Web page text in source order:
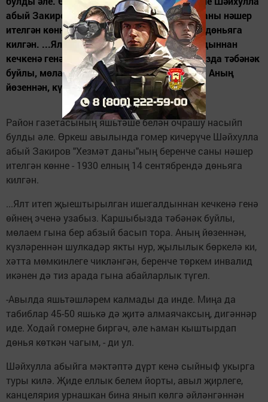
абый Закиров "Хезмәт даны"ның беренче саны нәшер
ителгән көнне - 1930 елның 14 сентябрендә дөньяга
килгән. ...Ялт итеп җыештырылган ишегалдыннан
кечкенә генә өйнең эченә узабыз. Каршыбызда тәбәнәк
буйлы, мөлаем гына бер абзый басып тора. Аның
йөзеннән, күзләреннән...
Район газетасының яшьтәше белән очрашу насыйп
булды әле. Өркеш авылында гомер кичерүче Шәйхулла
абый Закиров "Хезмәт даны"ның беренче саны нәшер
ителгән көнне - 1930 елның 14 сентябрендә дөньяга
килгән.
...Ялт итеп җыештырылган ишегалдыннан кечкенә генә
өйнең эченә узабыз. Каршыбызда тәбәнәк буйлы,
мөлаем гына бер абзый басып тора. Аның йөзеннән,
күзләреннән шулкадәр якты нур, җылылык бөркелә ки,
хәтта мөмкинлеге чикләнгән, беренче төркем инвалид
икәнен дә тиз арада гына абайларлык түгел.
-Авылда яшьтәшләрем калмады да инде. Миңа да
табиблар 45-50 яшькә дә җитә алмаячаксың, дигәннәр
иде. Ходай гомерне биргәч, әле һаман кыштырдап
дөнья көткән чагым, - ди ул.
Шәйхулла абыйга мәктәптә дүрт кенә сыйныф укырга
туры килә. Җиде еллык белем йорты, авыл җирлеге,
канцелярия урнашкан бина янып көлгә әйләнгәннән